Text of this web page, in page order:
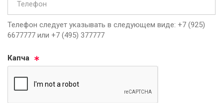
Телефон следует указывать в следующем виде: +7 (925)
6677777 или +7 (495) 377777
Кап­ча